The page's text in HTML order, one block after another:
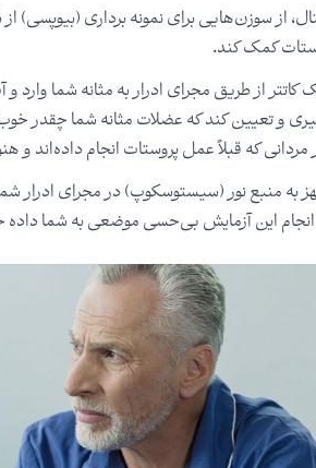
از سوزن‌هایی برای نمونه برداری (بیوپسی)
کمک کند.
کاتتر از طریق مجرای ادرار به مثانه شما وارد
و تعیین کند که عضلات مثانه شما چقدر
که قبلاً عمل پروستات انجام داده‌اند و
به منبع نور (سیستوسکوپ) در مجرای ادرار
انجام این آزمایش بی‌حسی موضعی به شما